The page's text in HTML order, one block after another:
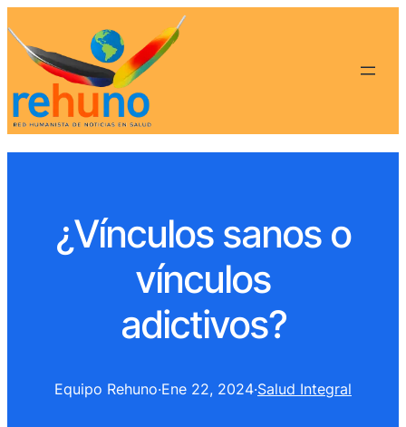
¿Vínculos sanos o
vínculos
adictivos?
Equipo Rehuno·Ene 22, 2024·Salud Integral